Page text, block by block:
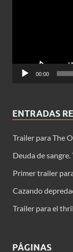
00:00
ENTRADAS
Trailer para The
Deuda de
Primer trailer
Cazando
Trailer para el
PÁGINAS